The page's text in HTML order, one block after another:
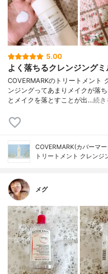
5.00
よく落ちるクレンジングミ
COVERMARKのトリートメント
ンジングってあまりメイクが落
とメイクを落とすことが出…続き
COVERMARK(カバーマー
トリートメント クレンジ
メグ